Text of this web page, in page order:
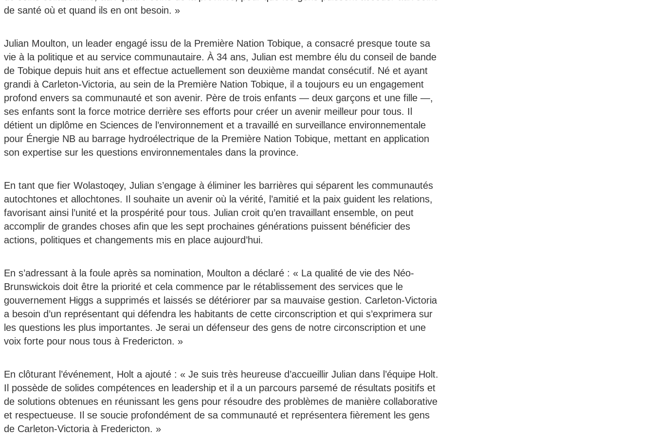
de santé où et quand ils en ont besoin. »
Julian Moulton, un leader engagé issu de la Première Nation Tobique, a consacré presque toute sa
vie à la politique et au service communautaire. À 34 ans, Julian est membre élu du conseil de bande
de Tobique depuis huit ans et effectue actuellement son deuxième mandat consécutif. Né et ayant
grandi à Carleton-Victoria, au sein de la Première Nation Tobique, il a toujours eu un engagement
profond envers sa communauté et son avenir. Père de trois enfants — deux garçons et une fille —,
ses enfants sont la force motrice derrière ses efforts pour créer un avenir meilleur pour tous. Il
détient un diplôme en Sciences de l’environnement et a travaillé en surveillance environnementale
pour Énergie NB au barrage hydroélectrique de la Première Nation Tobique, mettant en application
son expertise sur les questions environnementales dans la province.
En tant que fier Wolastoqey, Julian s’engage à éliminer les barrières qui séparent les communautés
autochtones et allochtones. Il souhaite un avenir où la vérité, l’amitié et la paix guident les relations,
favorisant ainsi l’unité et la prospérité pour tous. Julian croit qu’en travaillant ensemble, on peut
accomplir de grandes choses afin que les sept prochaines générations puissent bénéficier des
actions, politiques et changements mis en place aujourd’hui.
En s’adressant à la foule après sa nomination, Moulton a déclaré : « La qualité de vie des Néo-
Brunswickois doit être la priorité et cela commence par le rétablissement des services que le
gouvernement Higgs a supprimés et laissés se détériorer par sa mauvaise gestion. Carleton-Victoria
a besoin d’un représentant qui défendra les habitants de cette circonscription et qui s’exprimera sur
les questions les plus importantes. Je serai un défenseur des gens de notre circonscription et une
voix forte pour nous tous à Fredericton. »
En clôturant l’événement, Holt a ajouté : « Je suis très heureuse d’accueillir Julian dans l’équipe Holt.
Il possède de solides compétences en leadership et il a un parcours parsemé de résultats positifs et
de solutions obtenues en réunissant les gens pour résoudre des problèmes de manière collaborative
et respectueuse. Il se soucie profondément de sa communauté et représentera fièrement les gens
de Carleton-Victoria à Fredericton. »